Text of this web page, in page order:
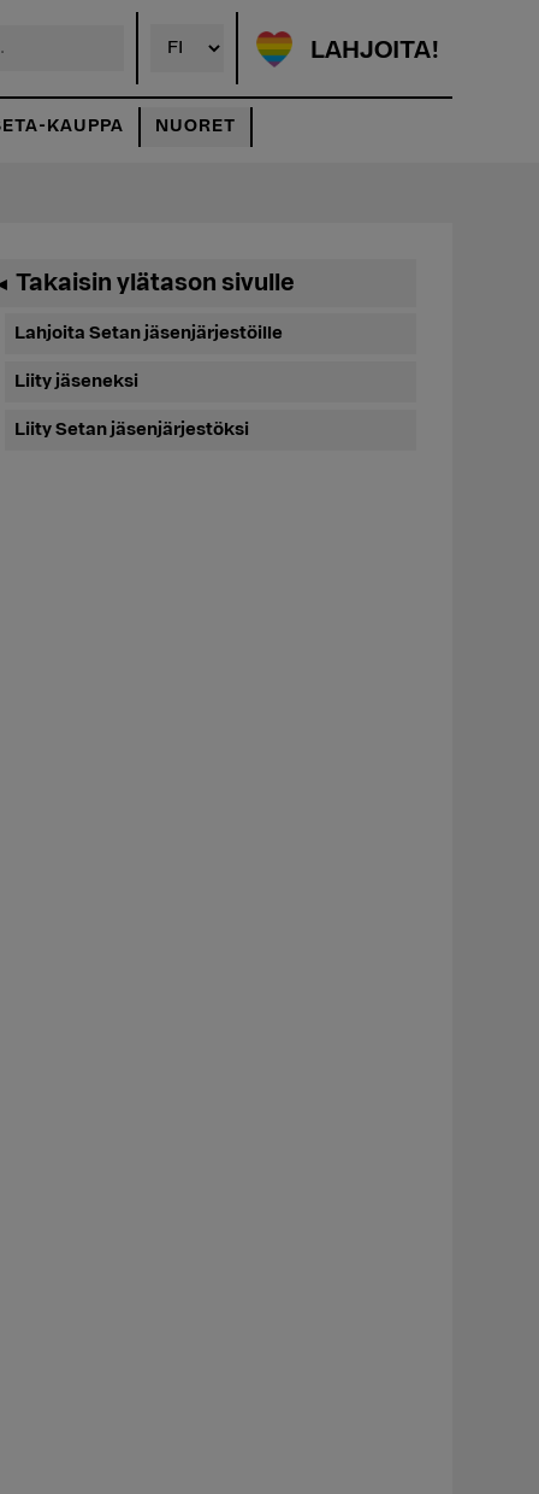
LAHJOITA!
KAUPPA NUORET
Takaisin ylätason sivulle
Lahjoita Setan jäsenjärjestöille
Liity jäseneksi
Liity Setan jäsenjärjestöksi